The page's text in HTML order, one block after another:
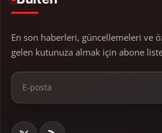
En son haberleri, güncellemeleri ve
gelen kutunuza almak için abone